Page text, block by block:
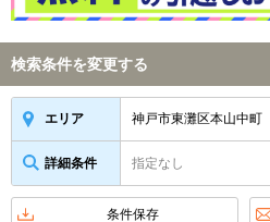
検索条件を変更する
エリア 神戸市東灘区本山中町
詳細条件 指定なし
条件保存